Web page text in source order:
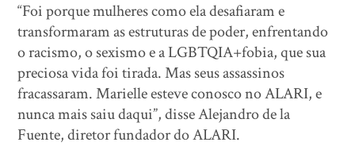
“Foi porque mulheres como ela desafiaram e
transformaram as estruturas de poder, enfrentando
o racismo, o sexismo e a LGBTQIA+fobia, que sua
preciosa vida foi tirada. Mas seus assassinos
fracassaram. Marielle esteve conosco no ALARI, e
nunca mais saiu daqui”, disse Alejandro de la
Fuente, diretor fundador do ALARI.